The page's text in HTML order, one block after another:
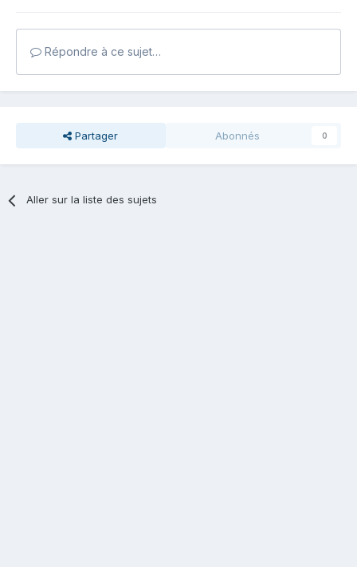
Répondre à ce sujet…
Partager Abonnés 0
Aller sur la liste des sujets